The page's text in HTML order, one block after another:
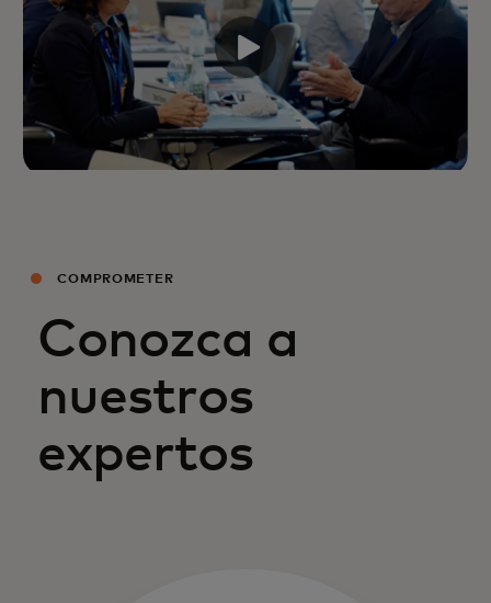
COMPROMETER
Conozca a
nuestros
expertos